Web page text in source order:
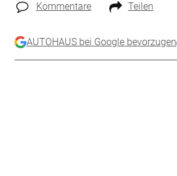
Kommentare Teilen
AUTOHAUS bei Google bevorzugen